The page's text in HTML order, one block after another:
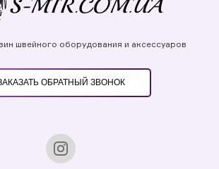
швейного оборудования и аксессуаров
ОБРАТНЫЙ ЗВОНОК